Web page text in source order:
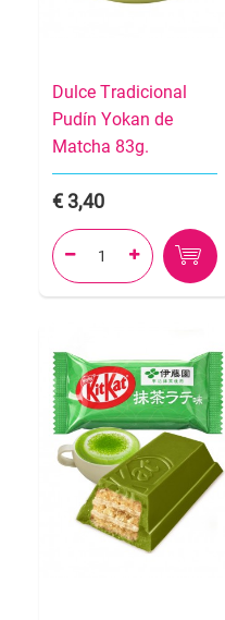
Dulce Tradicional
Pudín Yokan de
Matcha 83g.
3,40
 